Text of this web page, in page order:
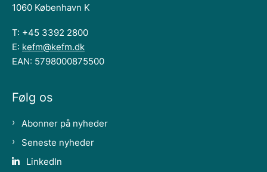
1060 København K
T: +45 3392 2800
E: kefm@kefm.dk
EAN: 5798000875500
Følg os
Abonner på nyheder
Seneste nyheder
LinkedIn